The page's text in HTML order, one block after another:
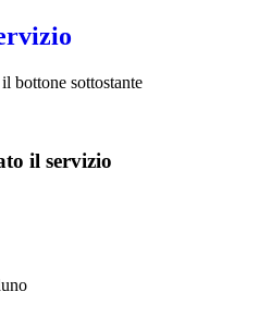
bottone sottostante
il servizio